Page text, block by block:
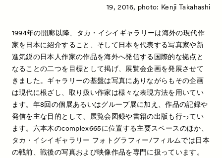
1994年の開廊以降、タカ・イシイギャラリーは海外の現代作
家を日本に紹介すること、そして日本を代表する写真家や新
進気鋭の日本人作家の作品を海外へ発信する国際的な拠点と
なることの二つを目標として掲げ、展覧会企画を発展させて
きました。ギャラリーの基盤は写真にありながらもその企画
は現代に根ざし、取り扱い作家は様々な表現方法を用いてい
ます。年8回の個展あるいはグループ展に加え、作品の記録や
発信を主な目的として、展覧会図録や書籍の出版も行ってい
ます。六本木のcomplex665に位置する主要スペースのほか、
タカ・イシイギャラリー フォトグラフィー/フィルムでは日本
の戦前、戦後の写真および映像作品を専門に扱っています。
19, 2016, photo: Kenji Takahashi